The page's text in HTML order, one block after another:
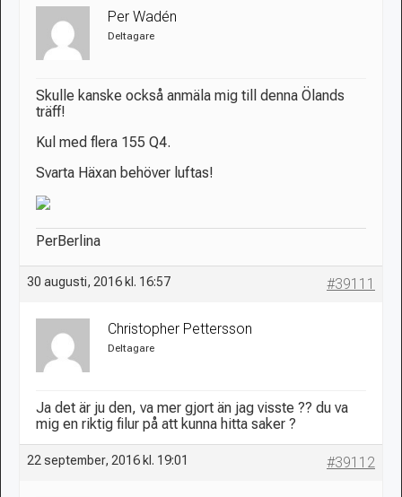
Per Wadén
Deltagare
Skulle kanske också anmäla mig till denna Ölands
träff!
Kul med flera 155 Q4.
Svarta Häxan behöver luftas!
PerBerlina
30 augusti, 2016 kl. 16:57 #39111
Christopher Pettersson
Deltagare
Ja det är ju den, va mer gjort än jag visste ?? du va
mig en riktig filur på att kunna hitta saker ?
22 september, 2016 kl. 19:01 #39112